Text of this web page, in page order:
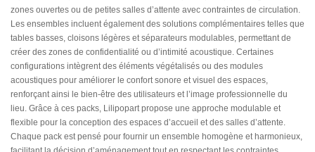
zones ouvertes ou de petites salles d’attente avec contraintes de circulation.
Les ensembles incluent également des solutions complémentaires telles que
tables basses, cloisons légères et séparateurs modulables, permettant de
créer des zones de confidentialité ou d’intimité acoustique. Certaines
configurations intègrent des éléments végétalisés ou des modules
acoustiques pour améliorer le confort sonore et visuel des espaces,
renforçant ainsi le bien-être des utilisateurs et l’image professionnelle du
lieu. Grâce à ces packs, Lilipopart propose une approche modulable et
flexible pour la conception des espaces d’accueil et des salles d’attente.
Chaque pack est pensé pour fournir un ensemble homogène et harmonieux,